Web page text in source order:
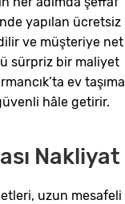
yapılan ücretsiz
ve müşteriye net
sürpriz bir maliyet
ev taşıma
hâle getirir.
Nakliyat
uzun mesafeli